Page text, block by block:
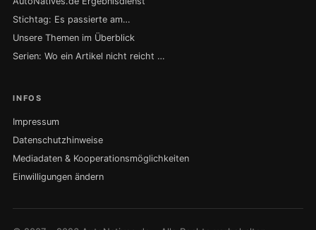
Stichtag: Es passierte am…
Unsere Themen im Überblick
Serien: Wo ein Artikel nicht reicht …
INFOS
Impressum
Datenschutzhinweise
Mediadaten & Kooperationsmöglichkeiten
Einwilligungen ändern